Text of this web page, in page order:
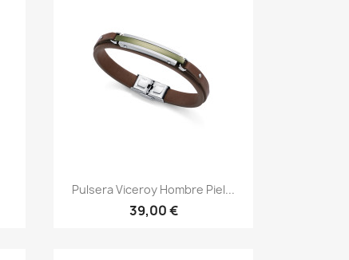
Vista rápida
Pulsera Viceroy Hombre Piel...
39,00 €